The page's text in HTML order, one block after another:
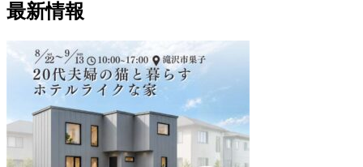
最新情報